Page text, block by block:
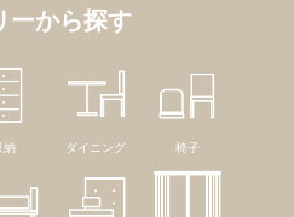
ーから探す
納 ダイニング 椅子